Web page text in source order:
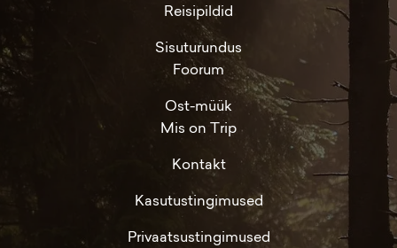
Reisipildid
Sisuturundus
Foorum
Ost-müük
Mis on Trip
Kontakt
Kasutustingimused
Privaatsustingimused